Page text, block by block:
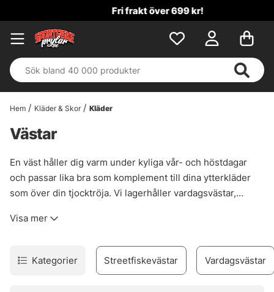
Fri frakt över 699 kr!
Hem Kläder & Skor Kläder
Västar
En väst håller dig varm under kyliga vår- och höstdagar
och passar lika bra som komplement till dina ytterkläder
som över din tjocktröja. Vi lagerhåller vardagsvästar,
streetfiskevästar. En streetfiskeväst är som namnet
för att förvara fiskeprylarna man behöver nära till hands.
Visa mer
Kategorier Streetfiskevästar Vardagsvästar